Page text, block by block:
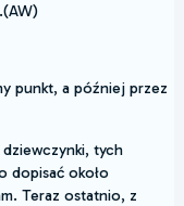
punkt, a później przez
tych
dopisać około
Teraz ostatnio, z